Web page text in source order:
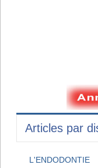
Articles par
L'ENDODONTIE